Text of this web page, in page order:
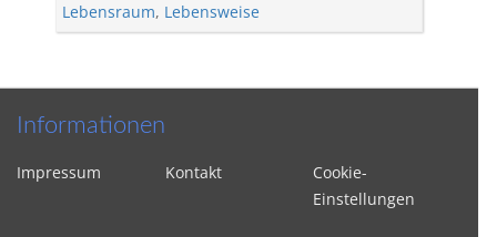
Lebensraum, Lebensweise
Informationen
Impressum Kontakt
Cookie-
Einstellungen